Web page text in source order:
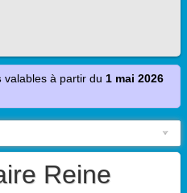
valables à partir du 1 mai 2026
Reine